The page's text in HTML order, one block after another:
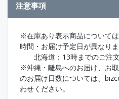
注意事項
※在庫あり表示商品について
時間・お届け予定日が異なりま
北海道：13時までのご注文
※沖縄・離島へのお届け、お
のお届け日数については、
わせください。